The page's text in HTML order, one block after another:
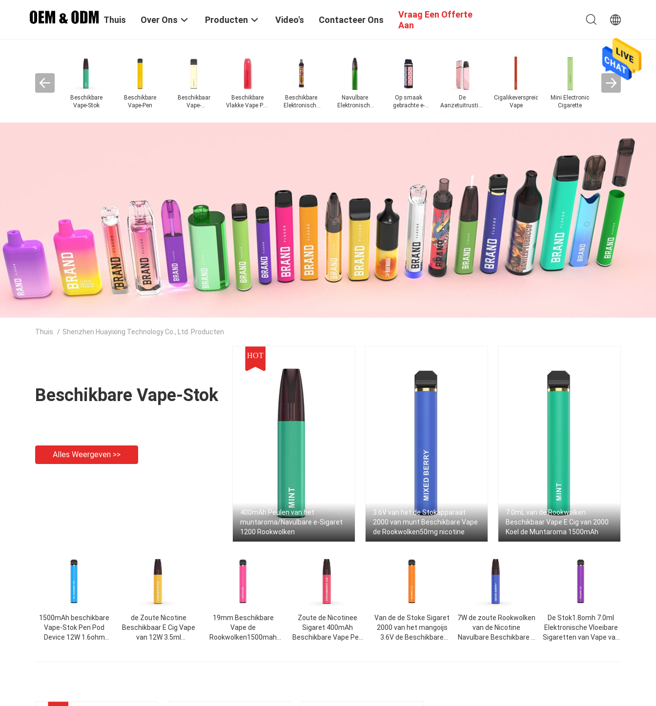
Thuis Over Ons Producten Video's Contacteer Ons
Vraag Een Offerte
Aan
Beschikbare
Vape-Pen
Beschikbaar
Vape-
Beschikbare
Vlakke Vape Pen
Beschikbare
Elektronische
Navulbare
Elektronische
Op smaak
gebrachte e-
De
Aanzetuitrustingen
peulsysteem
Cigalikeverspreider
Vape
Mini Electronic
Cigarette
Crystal Bar
wegwerpvape
Thuis / Shenzhen Huayixing Technology Co., Ltd. Producten
Beschikbare Vape-Stok
Alles Weergeven >>
HOT
400mAh Peulen van het
muntaroma/Navulbare e-Sigaret
1200 Rookwolken
3.6V van het de Stokapparaat
2000 van munt Beschikbare Vape
de Rookwolken50mg nicotine
7.0mL van de Rookwolken
Beschikbaar Vape E Cig van 2000
Koel de Muntaroma 1500mAh
1500mAh beschikbare
Vape-Stok Pen Pod
Device 12W 1.6ohm
de Zoute Nicotine
Beschikbaar E Cig Vape
van 12W 3.5ml
19mm Beschikbare
Vape de
Rookwolken1500mah
Zoute de Nicotinee
Sigaret 400mAh
Beschikbare Vape Pen
Van de de Stoke Sigaret
2000 van het mangoijs
3.6V de Beschikbare
7W de zoute Rookwolken
van de Nicotine
Navulbare Beschikbare E
De Stok1.8omh 7.0ml
Elektronische Vloeibare
Sigaretten van Vape van